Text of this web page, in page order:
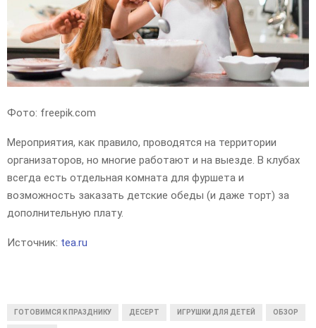
Фото: freepik.com
Мероприятия, как правило, проводятся на территории
организаторов, но многие работают и на выезде. В клубах
всегда есть отдельная комната для фуршета и
возможность заказать детские обеды (и даже торт) за
дополнительную плату.
Источник: tea.ru
ГОТОВИМСЯ К ПРАЗДНИКУ ДЕСЕРТ ИГРУШКИ ДЛЯ ДЕТЕЙ ОБЗОР